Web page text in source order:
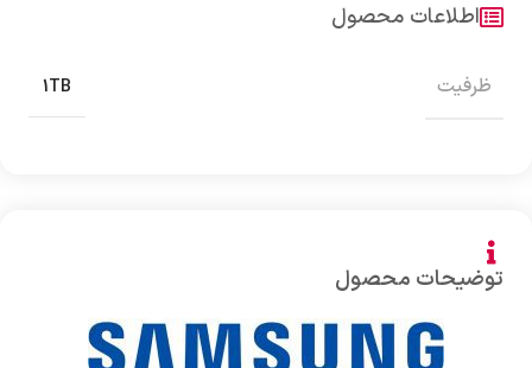
توضیحات محصول
اطلاعات محصول
ظرفیت 1TB